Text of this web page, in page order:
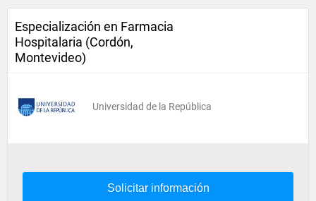
Especialización en Farmacia
Hospitalaria (Cordón,
Montevideo)
Universidad de la República
Solicitar información